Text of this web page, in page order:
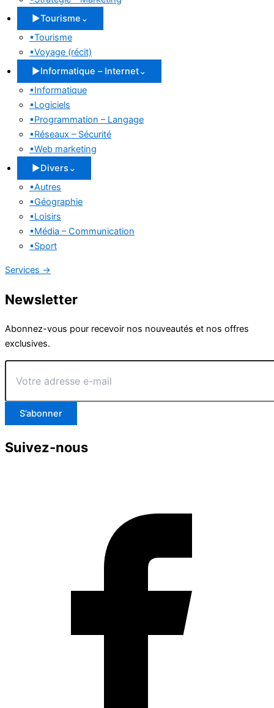
▶Tourisme ⌄
▪Tourisme
▪Voyage (récit)
▶Informatique – Internet⌄
▪Informatique
▪Logiciels
▪Programmation – Langage
▪Réseaux – Sécurité
▪Web marketing
▶Divers ⌄
▪Autres
▪Géographie
▪Loisirs
▪Média – Communication
▪Sport
Services →
Newsletter
Abonnez-vous pour recevoir nos nouveautés et nos offres
exclusives.
Votre
adresse
mail
S’abonner
Suivez-nous